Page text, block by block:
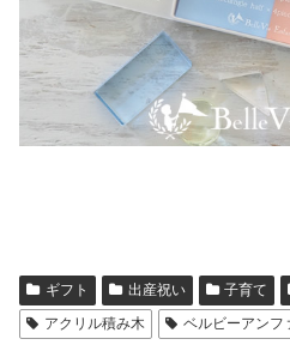
ギフト 出産祝い 子育て
アクリル積み木
ベルビーアンフ